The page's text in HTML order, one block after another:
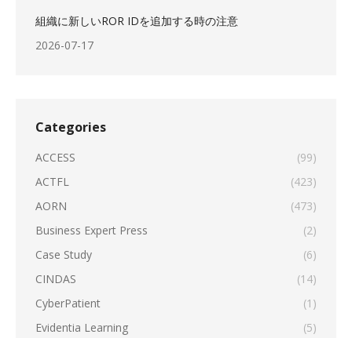
組織に新しいROR IDを追加する時の注意
2026-07-17
Categories
ACCESS
(99)
ACTFL
(423)
AORN
(473)
Business Expert Press
(2)
Case Study
(6)
CINDAS
(14)
CyberPatient
(1)
Evidentia Learning
(5)